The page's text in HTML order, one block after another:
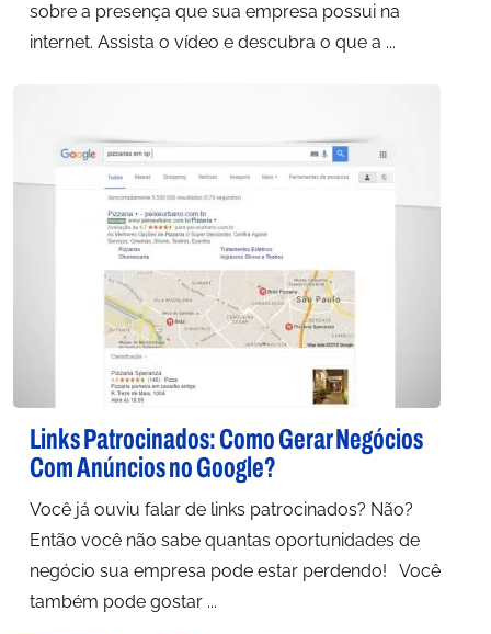
sobre a presença que sua empresa possui na
internet. Assista o vídeo e descubra o que a ...
Links Patrocinados: Como Gerar Negócios
Com Anúncios no Google?
Você já ouviu falar de links patrocinados? Não?
Então você não sabe quantas oportunidades de
negócio sua empresa pode estar perdendo! Você
também pode gostar ...